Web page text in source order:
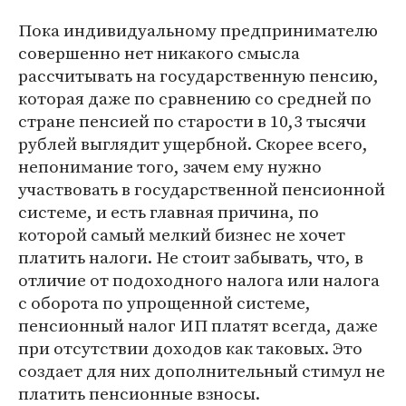
Пока индивидуальному предпринимателю
совершенно нет никакого смысла
рассчитывать на государственную пенсию,
которая даже по сравнению со средней по
стране пенсией по старости в 10,3 тысячи
рублей выглядит ущербной. Скорее всего,
непонимание того, зачем ему нужно
участвовать в государственной пенсионной
системе, и есть главная причина, по
которой самый мелкий бизнес не хочет
платить налоги. Не стоит забывать, что, в
отличие от подоходного налога или налога
с оборота по упрощенной системе,
пенсионный налог ИП платят всегда, даже
при отсутствии доходов как таковых. Это
создает для них дополнительный стимул не
платить пенсионные взносы.